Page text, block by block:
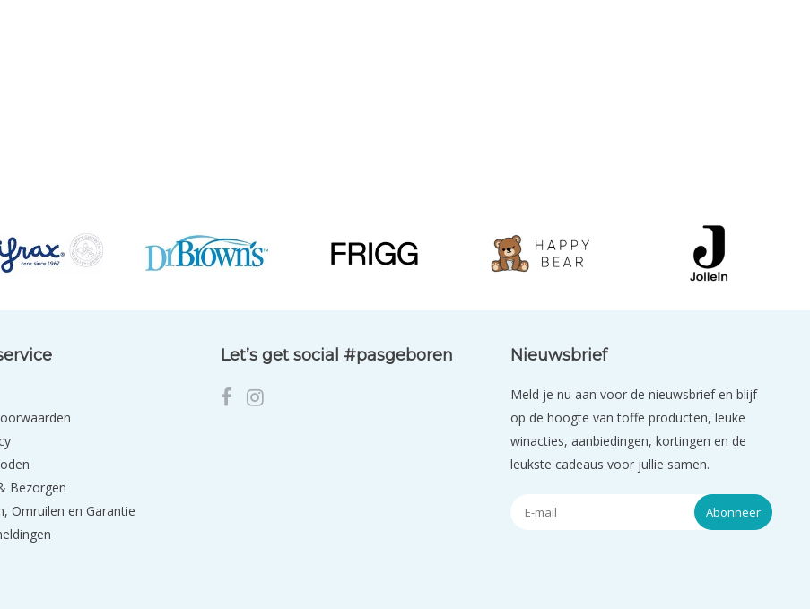
Bezorgen
Omruilen en Garantie
Let’s get social #pasgeboren Nieuwsbrief
Meld je nu aan voor de nieuwsbrief en blijf
op de hoogte van toffe producten, leuke
winacties, aanbiedingen, kortingen en de
leukste cadeaus voor jullie samen.
Abonneer